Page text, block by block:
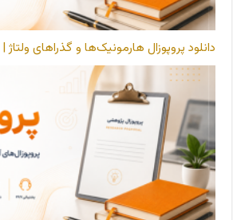
دانلود پروپوزال هارمونیک‌ها و گذراهای